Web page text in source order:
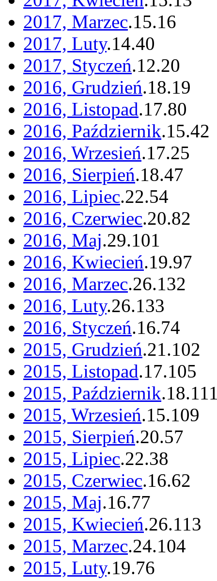
2017, Marzec.15.16
2017, Luty.14.40
2017, Styczeń.12.20
2016, Grudzień.18.19
2016, Listopad.17.80
2016, Październik.15.42
2016, Wrzesień.17.25
2016, Sierpień.18.47
2016, Lipiec.22.54
2016, Czerwiec.20.82
2016, Maj.29.101
2016, Kwiecień.19.97
2016, Marzec.26.132
2016, Luty.26.133
2016, Styczeń.16.74
2015, Grudzień.21.102
2015, Listopad.17.105
2015, Październik.18.
2015, Wrzesień.15.109
2015, Sierpień.20.57
2015, Lipiec.22.38
2015, Czerwiec.16.62
2015, Maj.16.77
2015, Kwiecień.26.113
2015, Marzec.24.104
2015, Luty.19.76